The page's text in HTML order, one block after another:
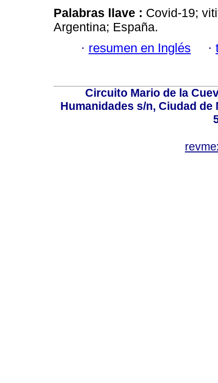
Palabras llave : Covid-19;
Argentina; España.
· resumen en Inglés ·
Circuito Mario de la
Humanidades s/n, Ciudad de